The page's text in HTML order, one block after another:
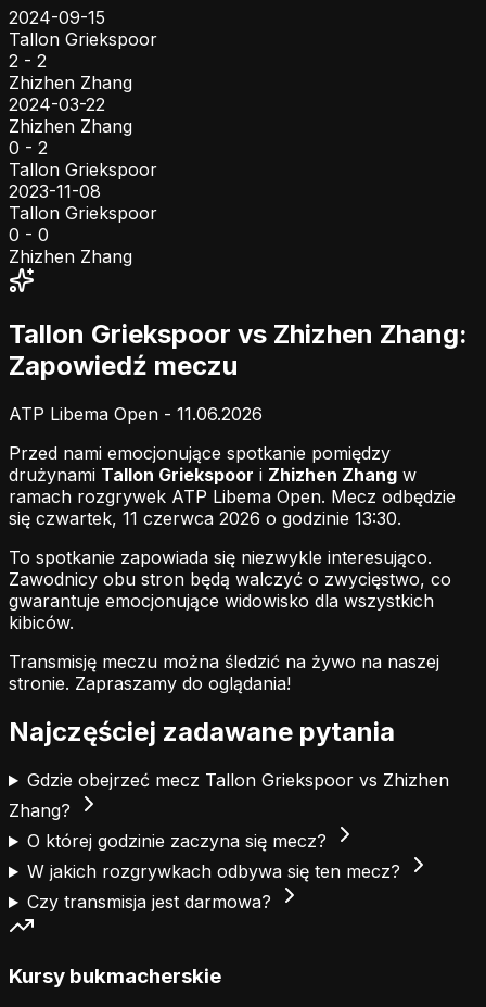
2024-09-15
Tallon Griekspoor
2 - 2
Zhizhen Zhang
2024-03-22
Zhizhen Zhang
0 - 2
Tallon Griekspoor
2023-11-08
Tallon Griekspoor
0 - 0
Zhizhen Zhang
Tallon Griekspoor vs Zhizhen Zhang:
Zapowiedź meczu
ATP Libema Open - 11.06.2026
Przed nami emocjonujące spotkanie pomiędzy
drużynami Tallon Griekspoor i Zhizhen Zhang w
ramach rozgrywek ATP Libema Open. Mecz odbędzie
się czwartek, 11 czerwca 2026 o godzinie 13:30.
To spotkanie zapowiada się niezwykle interesująco.
Zawodnicy obu stron będą walczyć o zwycięstwo, co
gwarantuje emocjonujące widowisko dla wszystkich
kibiców.
Transmisję meczu można śledzić na żywo na naszej
stronie. Zapraszamy do oglądania!
Najczęściej zadawane pytania
Gdzie obejrzeć mecz Tallon Griekspoor vs Zhizhen
Zhang?
O której godzinie zaczyna się mecz?
W jakich rozgrywkach odbywa się ten mecz?
Czy transmisja jest darmowa?
Kursy bukmacherskie